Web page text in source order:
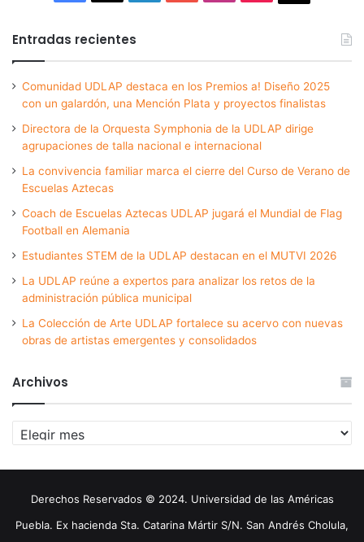
Entradas recientes
Comunidad UDLAP destaca en los Premios a! Diseño 2025
con un galardón, una Mención Plata y proyectos finalistas
Directora de la Orquesta Symphonia de la UDLAP dirige
agrupaciones de talla nacional e internacional
La convivencia familiar marca el cierre del Curso de Verano de
Escuelas Aztecas
Coach de Escuelas Aztecas UDLAP jugará el Mundial de Flag
Football en Alemania
Estudiantes STEM de la UDLAP destacan en el MUTVI 2026
La UDLAP reúne a expertos para analizar los retos de la
administración pública municipal
La Colección de Arte UDLAP fortalece su acervo con nuevas
obras de artistas emergentes y consolidados
Archivos
Archivos
Derechos Reservados © 2024. Universidad de las Américas
Puebla. Ex hacienda Sta. Catarina Mártir S/N. San Andrés Cholula,